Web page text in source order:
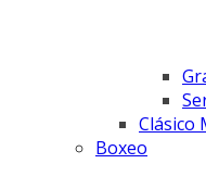
Clásico
Boxeo